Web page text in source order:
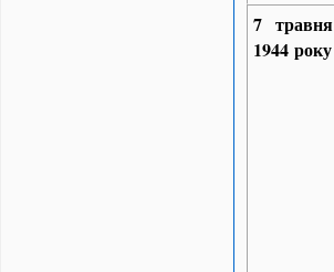
7 травня
1944 року